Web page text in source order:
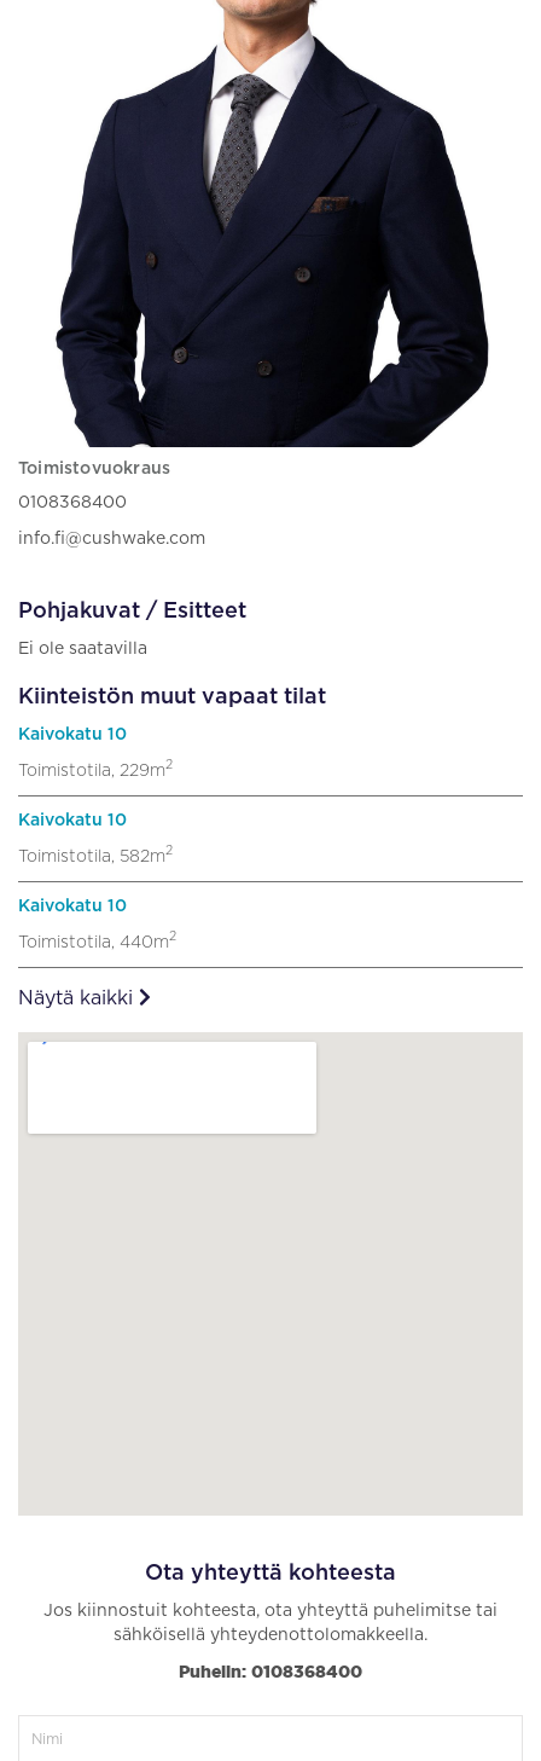
Toimistovuokraus
0108368400
info.fi@cushwake.com
Pohjakuvat / Esitteet
Ei ole saatavilla
Kiinteistön muut vapaat tilat
Kaivokatu 10
Toimistotila, 229m2
Kaivokatu 10
Toimistotila, 582m2
Kaivokatu 10
Toimistotila, 440m2
Näytä kaikki
Ota yhteyttä kohteesta
Jos kiinnostuit kohteesta, ota yhteyttä puhelimitse tai
sähköisellä yhteydenottolomakkeella.
Puhelin: 0108368400